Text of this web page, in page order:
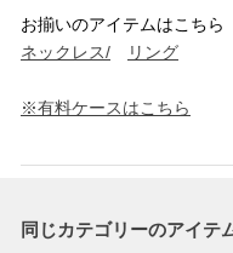
お揃いのアイテムはこちら
ネックレス/
リング
※有料ケースはこちら
同じカテゴリーのアイテ